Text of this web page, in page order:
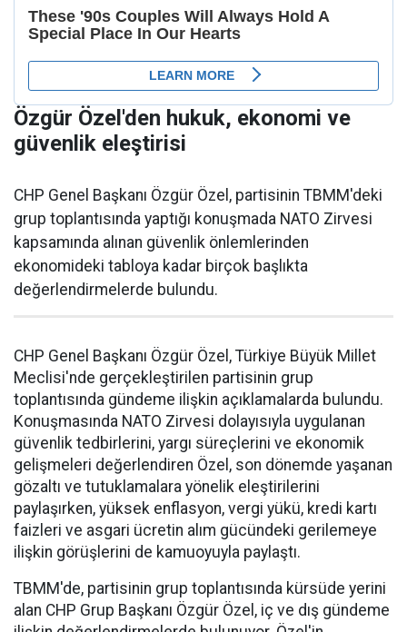
Özgür Özel'den hukuk, ekonomi ve
güvenlik eleştirisi
CHP Genel Başkanı Özgür Özel, partisinin TBMM'deki
grup toplantısında yaptığı konuşmada NATO Zirvesi
kapsamında alınan güvenlik önlemlerinden
ekonomideki tabloya kadar birçok başlıkta
değerlendirmelerde bulundu.
CHP Genel Başkanı Özgür Özel, Türkiye Büyük Millet
Meclisi'nde gerçekleştirilen partisinin grup
toplantısında gündeme ilişkin açıklamalarda bulundu.
Konuşmasında NATO Zirvesi dolayısıyla uygulanan
güvenlik tedbirlerini, yargı süreçlerini ve ekonomik
gelişmeleri değerlendiren Özel, son dönemde yaşanan
gözaltı ve tutuklamalara yönelik eleştirilerini
paylaşırken, yüksek enflasyon, vergi yükü, kredi kartı
faizleri ve asgari ücretin alım gücündeki gerilemeye
ilişkin görüşlerini de kamuoyuyla paylaştı.
TBMM'de, partisinin grup toplantısında kürsüde yerini
alan CHP Grup Başkanı Özgür Özel, iç ve dış gündeme